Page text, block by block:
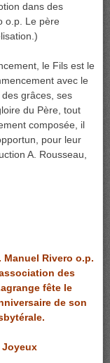
dans des
o.p. Le père
le Fils est le
avec le
grâces, ses
du Père, tout
composée, il
pour leur
A. Rousseau,
Manuel Rivero o.p.
des
fête le
de son